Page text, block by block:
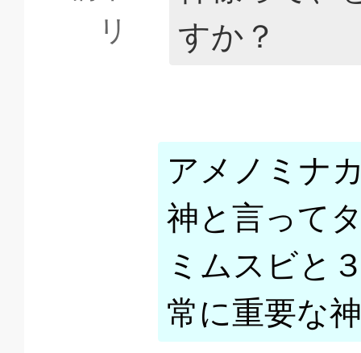
リ
すか？
アメノミナ
神と言って
ミムスビと
常に重要な